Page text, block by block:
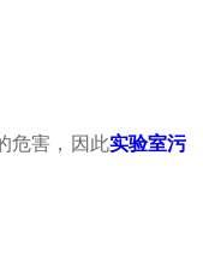
危害，因此实验室污